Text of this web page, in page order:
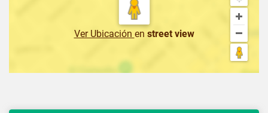
Ver Ubicación en street view